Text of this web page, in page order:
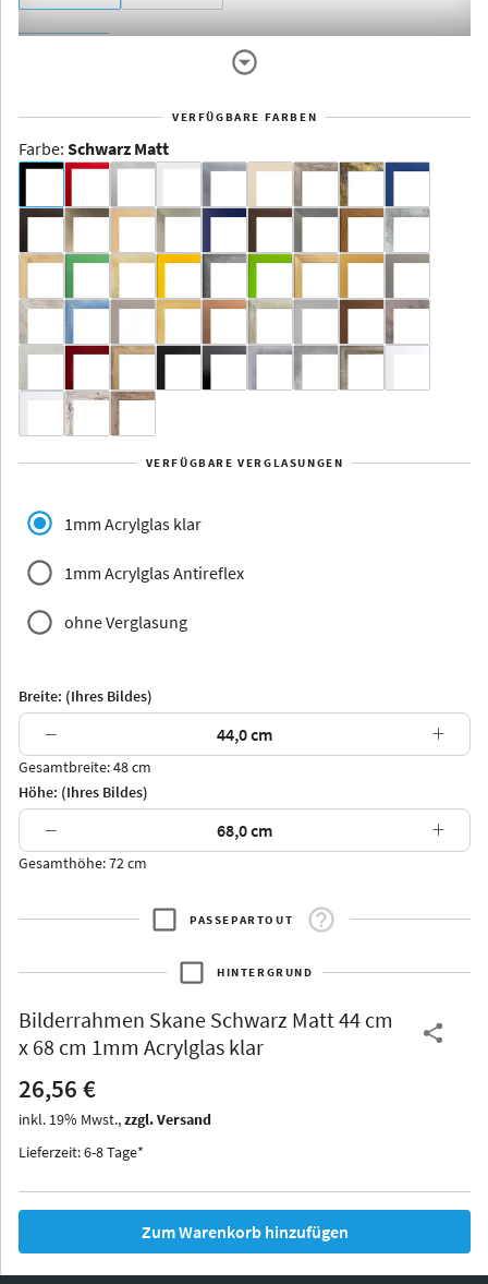
Rahmenloser
Bildhalter
Yukon
Jersey Dauphine
Arran Luzern
Thurgau
Iowa
VERFÜGBARE FARBEN
Farbe: Schwarz Matt
VERFÜGBARE VERGLASUNGEN
1mm Acrylglas klar
1mm Acrylglas Antireflex
ohne Verglasung
Breite: (Ihres Bildes)
− +
Gesamtbreite: 48 cm
Höhe: (Ihres Bildes)
− +
Gesamthöhe: 72 cm
PASSEPARTOUT
HINTERGRUND
Bilderrahmen Skane Schwarz Matt 44 cm
x 68 cm 1mm Acrylglas klar
26,56 €
inkl. 19% Mwst.,zzgl. Versand
Lieferzeit: 6-8 Tage*
Zum Warenkorb hinzufügen